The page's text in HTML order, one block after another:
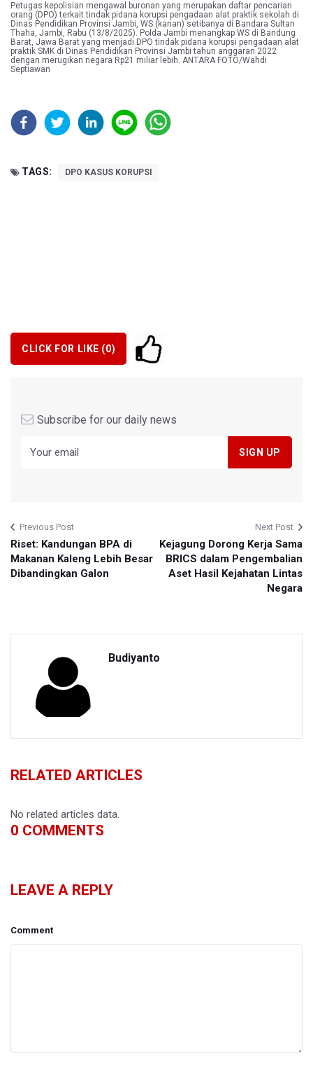
Petugas kepolisian mengawal buronan yang merupakan daftar pencarian
orang (DPO) terkait tindak pidana korupsi pengadaan alat praktik sekolah di
Dinas Pendidikan Provinsi Jambi, WS (kanan) setibanya di Bandara Sultan
Thaha, Jambi, Rabu (13/8/2025). Polda Jambi menangkap WS di Bandung
Barat, Jawa Barat yang menjadi DPO tindak pidana korupsi pengadaan alat
praktik SMK di Dinas Pendidikan Provinsi Jambi tahun anggaran 2022
dengan merugikan negara Rp21 miliar lebih. ANTARA FOTO/Wahdi
Septiawan
TAGS: DPO KASUS KORUPSI
CLICK FOR LIKE (0)
Subscribe for our daily news
Previous Post
Riset: Kandungan BPA di
Makanan Kaleng Lebih Besar
Dibandingkan Galon
Next Post
Kejagung Dorong Kerja Sama
BRICS dalam Pengembalian
Aset Hasil Kejahatan Lintas
Negara
Budiyanto
RELATED ARTICLES
No related articles data.
0 COMMENTS
LEAVE A REPLY
Comment